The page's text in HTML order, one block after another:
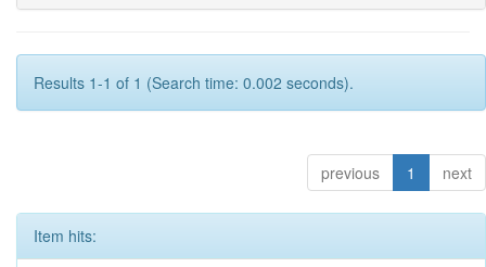
Results 1-1 of 1 (Search time: 0.002 seconds).
previous 1 next
Item hits: